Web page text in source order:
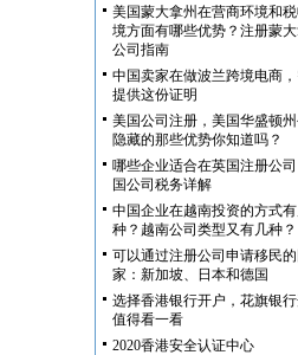
美国蒙大拿州在营商环境和
境方面有哪些优势？注册蒙大
公司指南
中国卖家在做波兰跨境电商
提供这份证明
美国公司注册，美国华盛顿州
隐藏的那些优势你知道吗？
哪些企业适合在英国注册公
国公司税务详解
中国企业在越南投资的方式
种？越南公司类型又有几种？
可以通过注册公司申请移民的
家：新加坡、日本和德国
选择香港银行开户，花旗银
值得看一看
2020香港安全认证中心